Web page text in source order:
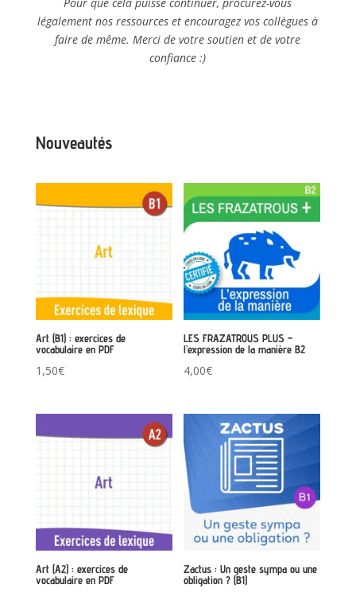
légalement nos ressources et encouragez vos collègues à
faire de même. Merci de votre soutien et de votre
confiance :)
Nouveautés
Art (B1) : exercices de
vocabulaire en PDF
1,50€
LES FRAZATROUS PLUS –
l’expression de la manière B2
4,00€
Art (A2) : exercices de
vocabulaire en PDF
Zactus : Un geste sympa ou une
obligation ? (B1)